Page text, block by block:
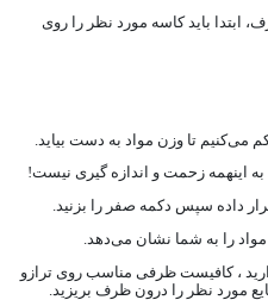
ابتدا باید کاسه مورد نظر را روی
می‌کنیم تا وزن مواد به دست بیاید.
داده سپس دکمه صفر را بزنید.
را به شما نشان می‌دهد.
، کافیست ظرفی مناسب روی ترازو
مورد نظر را درون ظرف بریزید.